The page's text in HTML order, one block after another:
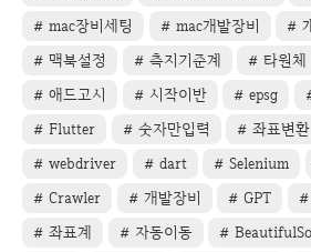
mac장비세팅
mac개발장비
맥북설정
측지기준계 타원체
애드고시
시작이반 epsg
Flutter
숫자만입력 좌표변환
webdriver
dart Selenium
Crawler
개발장비 GPT
좌표계
자동이동